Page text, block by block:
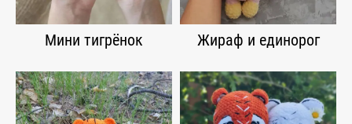
Мини тигрёнок Жираф и единорог